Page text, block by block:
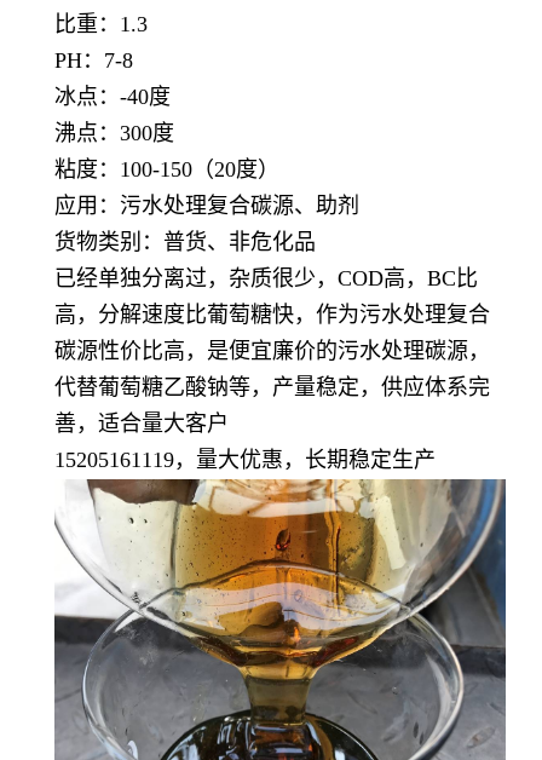
比重：1.3
PH：7-8
冰点：-40度
沸点：300度
粘度：100-150（20度）
应用：污水处理复合碳源、助剂
货物类别：普货、非危化品
已经单独分离过，杂质很少，COD高，BC比
高，分解速度比葡萄糖快，作为污水处理复合
碳源性价比高，是便宜廉价的污水处理碳源，
代替葡萄糖乙酸钠等，产量稳定，供应体系完
善，适合量大客户
15205161119，量大优惠，长期稳定生产